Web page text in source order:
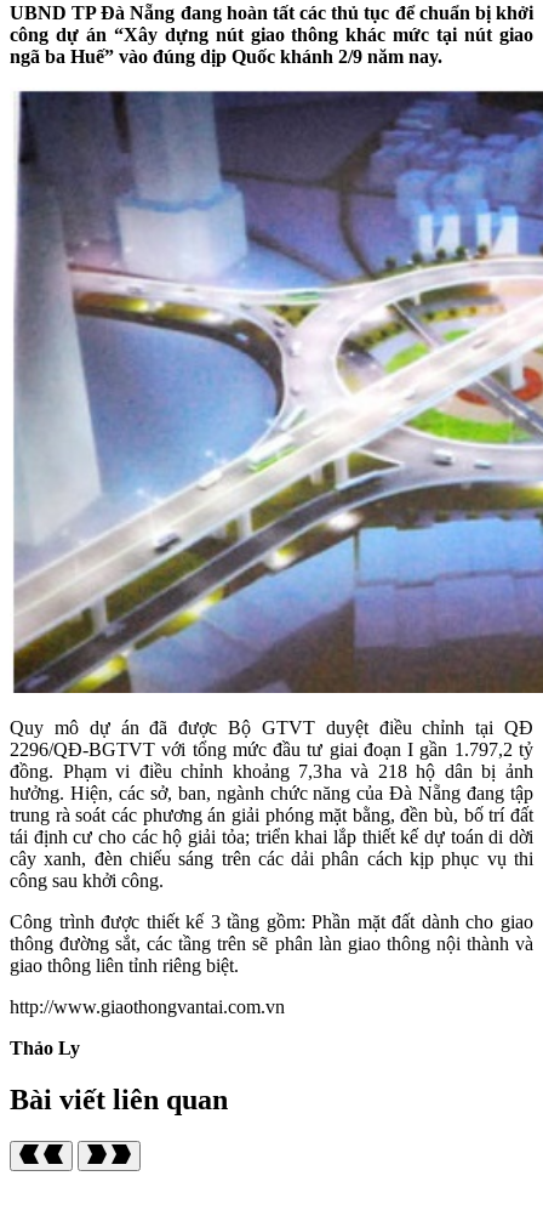
UBND TP Đà Nẵng đang hoàn tất các thủ tục để chuẩn bị khởi
công dự án “Xây dựng nút giao thông khác mức tại nút giao
ngã ba Huế” vào đúng dịp Quốc khánh 2/9 năm nay.
Quy mô dự án đã được Bộ GTVT duyệt điều chỉnh tại QĐ
2296/QĐ-BGTVT với tổng mức đầu tư giai đoạn I gần 1.797,2 tỷ
đồng. Phạm vi điều chỉnh khoảng 7,3ha và 218 hộ dân bị ảnh
hưởng. Hiện, các sở, ban, ngành chức năng của Đà Nẵng đang tập
trung rà soát các phương án giải phóng mặt bằng, đền bù, bố trí đất
tái định cư cho các hộ giải tỏa; triển khai lắp thiết kế dự toán di dời
cây xanh, đèn chiếu sáng trên các dải phân cách kịp phục vụ thi
công sau khởi công.
Công trình được thiết kế 3 tầng gồm: Phần mặt đất dành cho giao
thông đường sắt, các tầng trên sẽ phân làn giao thông nội thành và
giao thông liên tỉnh riêng biệt.
http://www.giaothongvantai.com.vn
Thảo Ly
Bài viết liên quan